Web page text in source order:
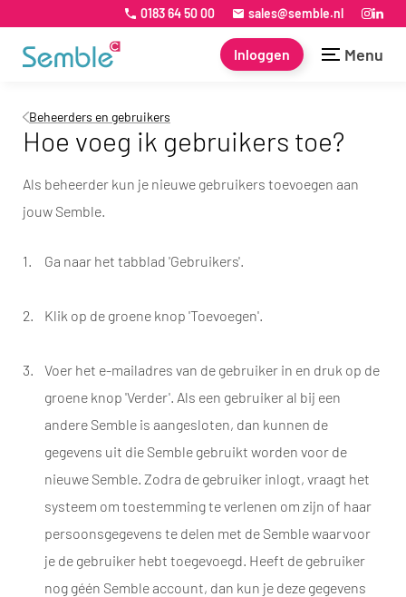
0183 64 50 00 sales@semble.nl
Inloggen Menu
Beheerders en gebruikers
Hoe voeg ik gebruikers toe?
Als beheerder kun je nieuwe gebruikers toevoegen aan
jouw Semble.
Ga naar het tabblad 'Gebruikers'.
Klik op de groene knop 'Toevoegen'.
Voer het e-mailadres van de gebruiker in en druk op de
groene knop 'Verder'. Als een gebruiker al bij een
andere Semble is aangesloten, dan kunnen de
gegevens uit die Semble gebruikt worden voor de
nieuwe Semble. Zodra de gebruiker inlogt, vraagt het
systeem om toestemming te verlenen om zijn of haar
persoonsgegevens te delen met de Semble waarvoor
je de gebruiker hebt toegevoegd. Heeft de gebruiker
nog géén Semble account, dan kun je deze gegevens